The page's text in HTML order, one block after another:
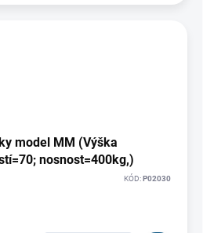
model MM (Výška
nosnost=400kg,)
KÓD: P02030